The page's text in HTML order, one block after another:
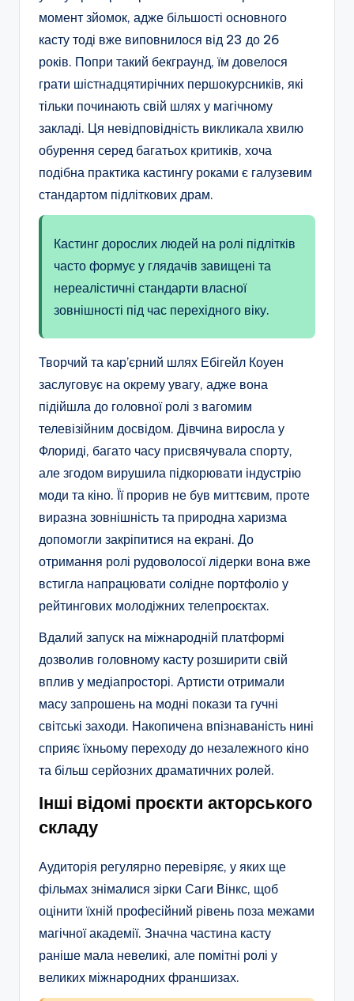
момент зйомок, адже більшості основного
касту тоді вже виповнилося від 23 до 26
років. Попри такий бекграунд, їм довелося
грати шістнадцятирічних першокурсників, які
тільки починають свій шлях у магічному
закладі. Ця невідповідність викликала хвилю
обурення серед багатьох критиків, хоча
подібна практика кастингу роками є галузевим
стандартом підліткових драм.
Кастинг дорослих людей на ролі підлітків
часто формує у глядачів завищені та
нереалістичні стандарти власної
зовнішності під час перехідного віку.
Творчий та кар’єрний шлях Ебігейл Коуен
заслуговує на окрему увагу, адже вона
підійшла до головної ролі з вагомим
телевізійним досвідом. Дівчина виросла у
Флориді, багато часу присвячувала спорту,
але згодом вирушила підкорювати індустрію
моди та кіно. Її прорив не був миттєвим, проте
виразна зовнішність та природна харизма
допомогли закріпитися на екрані. До
отримання ролі рудоволосої лідерки вона вже
встигла напрацювати солідне портфоліо у
рейтингових молодіжних телепроєктах.
Вдалий запуск на міжнародній платформі
дозволив головному касту розширити свій
вплив у медіапросторі. Артисти отримали
масу запрошень на модні покази та гучні
світські заходи. Накопичена впізнаваність нині
сприяє їхньому переходу до незалежного кіно
та більш серйозних драматичних ролей.
Інші відомі проєкти акторського
складу
Аудиторія регулярно перевіряє, у яких ще
фільмах знімалися зірки Саги Вінкс, щоб
оцінити їхній професійний рівень поза межами
магічної академії. Значна частина касту
раніше мала невеликі, але помітні ролі у
великих міжнародних франшизах.